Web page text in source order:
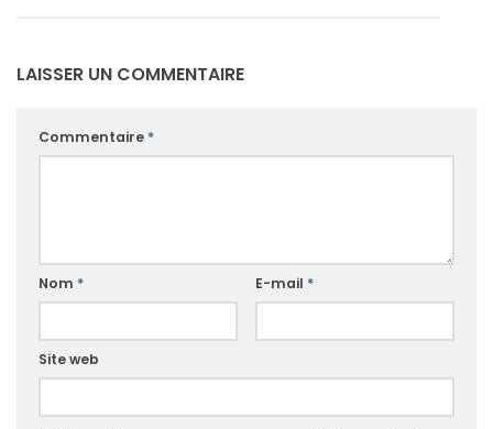
LAISSER UN COMMENTAIRE
Commentaire *
Nom * E-mail *
Site web